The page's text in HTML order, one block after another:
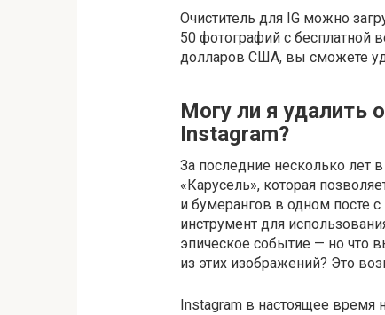
Очиститель для IG можно
50 фотографий с бесплатной
долларов США, вы сможете
Могу ли я удалить
Instagram?
За последние несколько лет
«Карусель», которая
и бумерангов в одном посте
инструмент для
эпическое событие — но что
из этих изображений? Это
Instagram в настоящее время